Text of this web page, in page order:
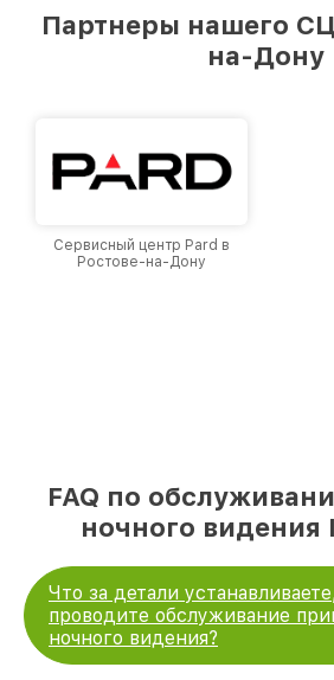
лучшим сервисным центром
городе Ростове-на-Дону,
Партнеры нашего
на-Дону
Сервисный центр Pard в
Ростове-на-Дону
FAQ по
ночного видения
Что за детали
проводите обслуживание
ночного видения?